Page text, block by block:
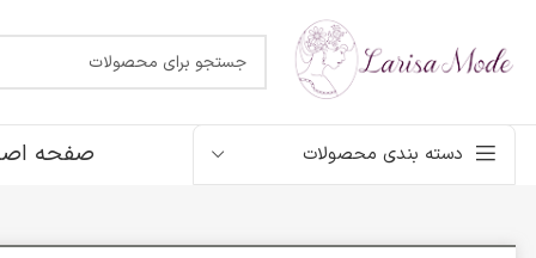
دسته بندی محصولات صفحه